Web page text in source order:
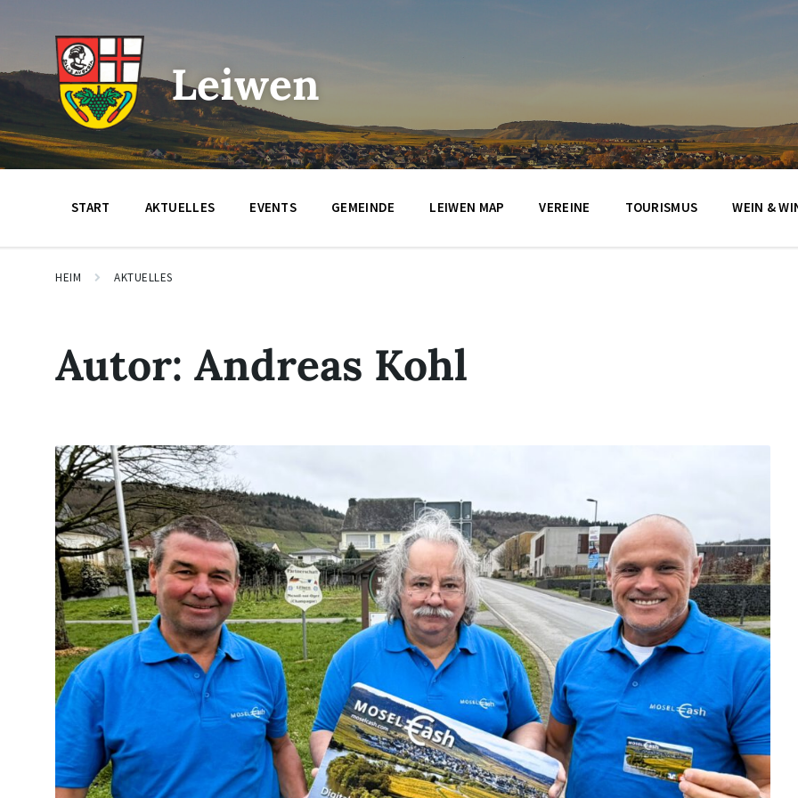
Leiwen
START AKTUELLES EVENTS GEMEINDE LEIWEN MAP VEREINE TOURISMUS WEIN &
HEIM AKTUELLES
Autor: Andreas Kohl